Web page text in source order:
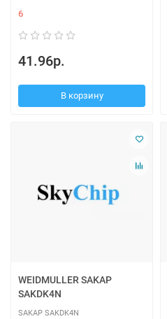
6
41.96р.
В корзину
WEIDMULLER SAKAP
SAKDK4N
SAKAP SAKDK4N